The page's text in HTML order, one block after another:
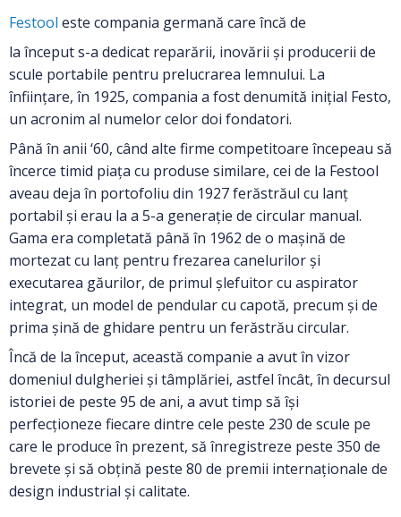
Festool este compania germană care încă de
la începuts-a dedicat reparării, inovării și producerii de
scule portabile pentru prelucrarea lemnului. La
înființare, în 1925, compania a fostdenumită inițial Festo,
un acronim al numelor celor doi fondatori.
Până în anii ‘60, când alte firme competitoare începeau să
încerce timid piața cu produse similare, cei de la Festool
aveau deja în portofoliu din 1927 ferăstrăul cu lanț
portabil și erau la a 5-a generație de circular manual.
Gama era completată până în 1962 de o mașină de
mortezat cu lanț pentru frezarea canelurilor și
executarea găurilor, de primul șlefuitor cu aspirator
integrat, un model de pendular cu capotă, precum și de
prima șină de ghidare pentru un ferăstrău circular.
Încă de la început, această companie a avut în vizor
domeniul dulgheriei și tâmplăriei, astfel încât, în decursul
istoriei de peste 95 de ani, a avut timp să își
perfecționeze fiecare dintre cele peste 230 de scule pe
care le produce în prezent, să înregistreze peste 350 de
brevete și să obțină peste 80 de premii internaționale de
design industrial și calitate.